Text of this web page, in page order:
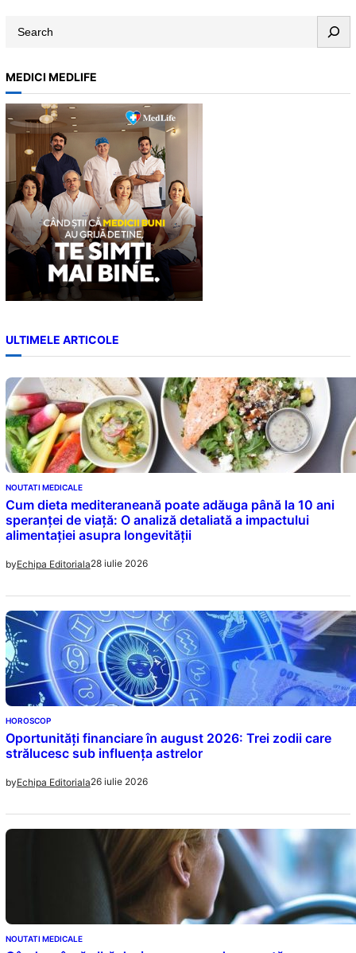
r
c
h
MEDICI MEDLIFE
ULTIMELE ARTICOLE
NOUTATI MEDICALE
Cum dieta mediteraneană poate adăuga până la 10 ani
speranței de viață: O analiză detaliată a impactului
alimentației asupra longevității
byEchipa Editoriala28 iulie 2026
HOROSCOP
Oportunități financiare în august 2026: Trei zodii care
strălucesc sub influența astrelor
byEchipa Editoriala26 iulie 2026
NOUTATI MEDICALE